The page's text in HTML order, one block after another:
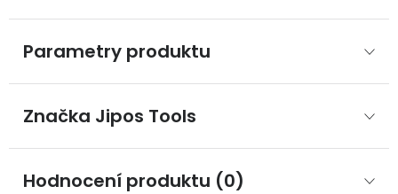
Parametry produktu
Značka Jipos Tools
Hodnocení produktu (0)